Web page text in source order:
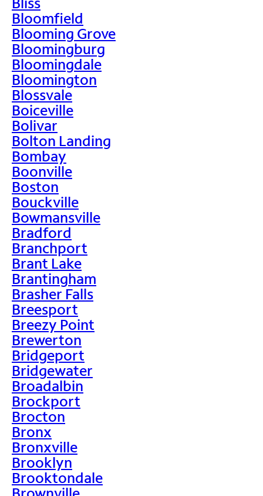
Bloomfield
Blooming Grove
Bloomingburg
Bloomingdale
Bloomington
Blossvale
Boiceville
Bolivar
Bolton Landing
Bombay
Boonville
Boston
Bouckville
Bowmansville
Bradford
Branchport
Brant Lake
Brantingham
Brasher Falls
Breesport
Breezy Point
Brewerton
Bridgeport
Bridgewater
Broadalbin
Brockport
Brocton
Bronx
Bronxville
Brooklyn
Brooktondale